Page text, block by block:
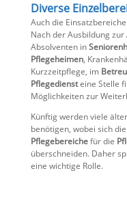
Diverse
Auch die
Nach der Ausbildung zur
Absolventen in
Pflegeheimen,
Kurzzeitpflege, im
Pflegediensteine Stelle
Möglichkeiten zur
Künftig werden viele
benötigen, wobei sich
Pflegebereichefür die
überschneiden. Daher
eine wichtige Rolle.